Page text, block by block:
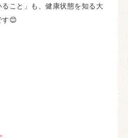
ること」も、健康状態を知る大
す😊